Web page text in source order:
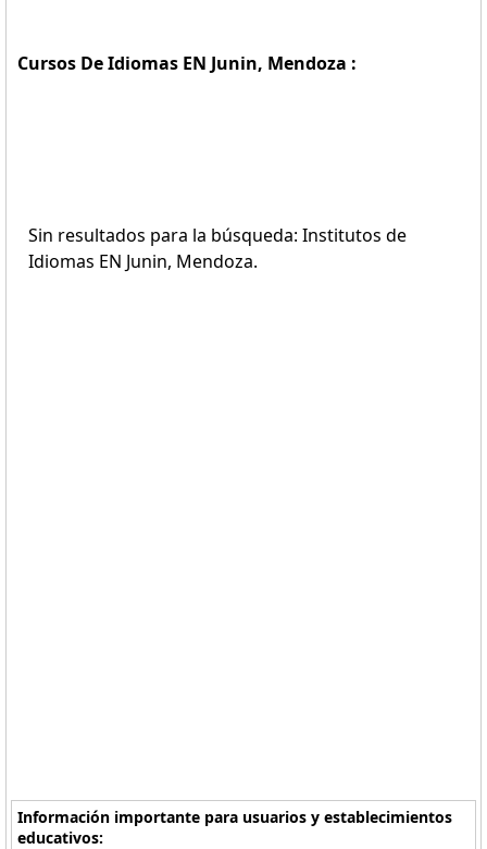
Cursos De Idiomas EN Junin, Mendoza :
Sin resultados para la búsqueda: Institutos de
Idiomas EN Junin, Mendoza.
Información importante para usuarios y establecimientos
educativos: